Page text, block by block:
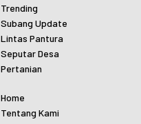
Trending
Subang Update
Lintas Pantura
Seputar Desa
Pertanian
Home
Tentang Kami